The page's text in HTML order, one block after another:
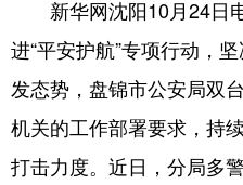
体育 视频
地方频道
新华网沈阳10月24日
进“平安护航”专项行动，
发态势，盘锦市公安局双
机关的工作部署要求，持
打击力度。近日，分局多